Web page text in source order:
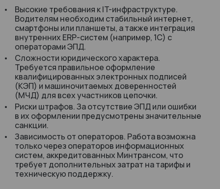
Высокие требования к IT-инфраструктуре.
Водителям необходим стабильный интернет,
смартфоны или планшеты, а также интеграция
внутренних ERP-систем (например, 1С) с
операторами ЭПД.
Сложности юридического характера.
Требуется правильное оформление
квалифицированных электронных подписей
(КЭП) и машиночитаемых доверенностей
(МЧД) для всех участников цепочки.
Риски штрафов. За отсутствие ЭПД или ошибки
в их оформлении предусмотрены значительные
санкции.
Зависимость от операторов. Работа возможна
только через операторов информационных
систем, аккредитованных Минтрансом, что
требует дополнительных затрат на тарифы и
техническую поддержку.